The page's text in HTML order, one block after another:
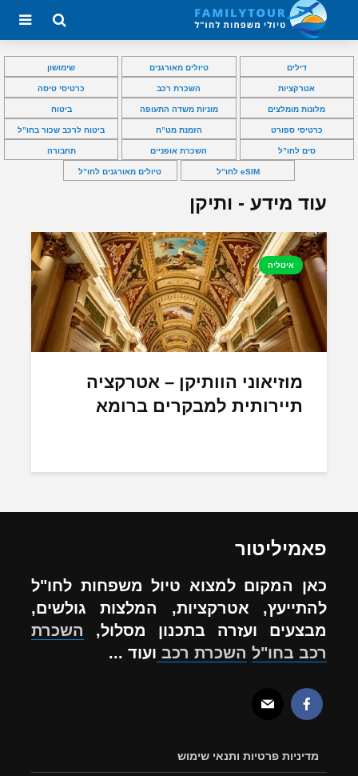
דילים טיולים מאורגנים שימושון
אטרקציות השכרת רכב כרטיסי טיסה
מלונות מומלצים מוניות משדה התעופה ביטוח
כרטיסי ספורט הזמנת מט”ח ביטוח לרכב שכור בחו”ל
סים לחו”ל השכרת אופניים תחבורה
eSIM לחו”ל טיולים מאורגנים לחו”ל
עוד מידע - ותיקן
איטליה
מוזיאוני הוותיקן – אטרקציה
תיירותית למבקרים ברומא
פאמיליטור
כאן המקום למצוא טיול משפחות לחו"ל
להתייעץ, אטרקציות, המלצות גולשים,
מבצעים ועזרה בתכנון מסלול, השכרת
רכב בחו"ל השכרת רכב ועוד ...
מדיניות פרטיות ותנאי שימוש